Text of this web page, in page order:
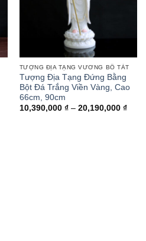
TƯỢNG ĐỊA TẠNG VƯƠNG BỒ TÁT
Tượng Địa Tạng Đứng Bằng
Bột Đá Trắng Viền Vàng, Cao
66cm, 90cm
10,390,000 ₫ – 20,190,000 ₫